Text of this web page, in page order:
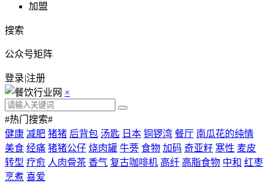
加盟
搜索
公众号矩阵
登录|注册
×
#热门搜索#
健康 减肥 猪猪 后背包 汤匙 日本 铜锣湾 餐厅 南瓜花的纯情
美食 经痛 猪猪公仔 烧肉罐 牛蒡 食物 加码 奇亚籽 寒性 麦皮
转型 疗愈 人肉骨茶 香气 复古咖啡机 高纤 高脂食物 中和 红枣
烹煮 喜爱